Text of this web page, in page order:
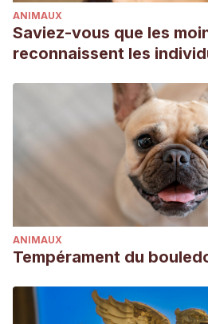
ANIMAUX
Saviez-vous que les
reconnaissent les
ANIMAUX
Tempérament du